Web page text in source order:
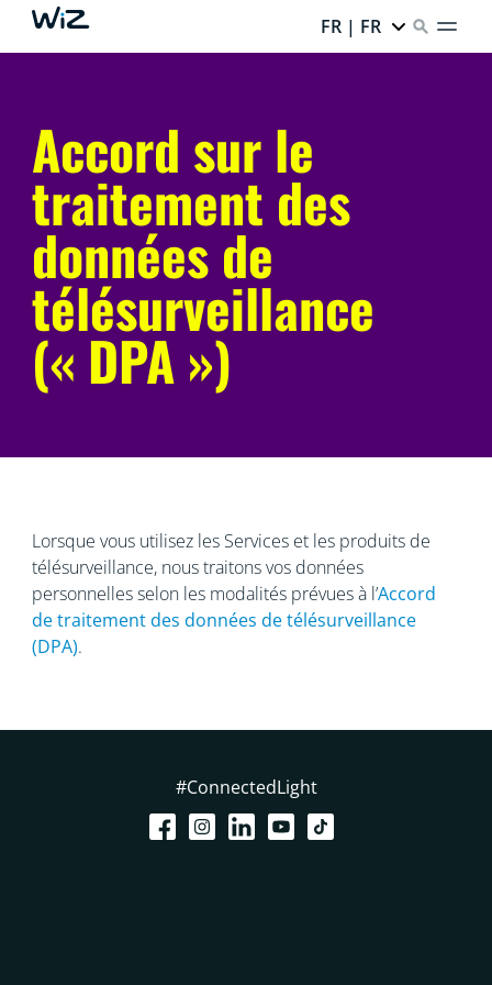
FR | FR
Accord sur le
traitement des
données de
télésurveillance
(« DPA »)
Lorsque vous utilisez les Services et les produits de
télésurveillance, nous traitons vos données
personnelles selon les modalités prévues à l’Accord
de traitement des données de télésurveillance
(DPA).
#ConnectedLight